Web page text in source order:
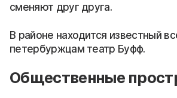
сменяют друг друга.
В районе находится известный
петербуржцам театр Буфф.
Общественные